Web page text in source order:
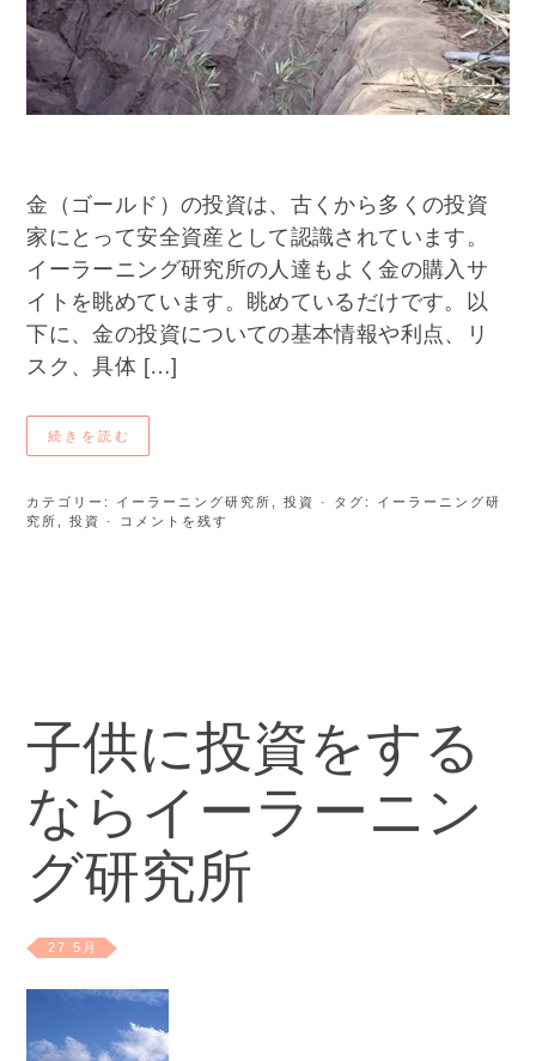
金（ゴールド）の投資は、古くから多くの投資
家にとって安全資産として認識されています。
イーラーニング研究所の人達もよく金の購入サ
イトを眺めています。眺めているだけです。以
下に、金の投資についての基本情報や利点、リ
スク、具体 […]
続きを読む
カテゴリー: イーラーニング研究所 ,投資 · タグ: イーラーニング研
究所
,投資 · コメントを残す
子供に投資をする
ならイーラーニン
グ研究所
27 5月